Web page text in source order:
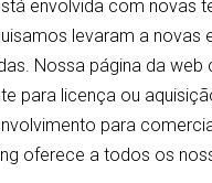
envolvida com novas
levaram a
Nossa página da
para licença ou
para
oferece a todos os